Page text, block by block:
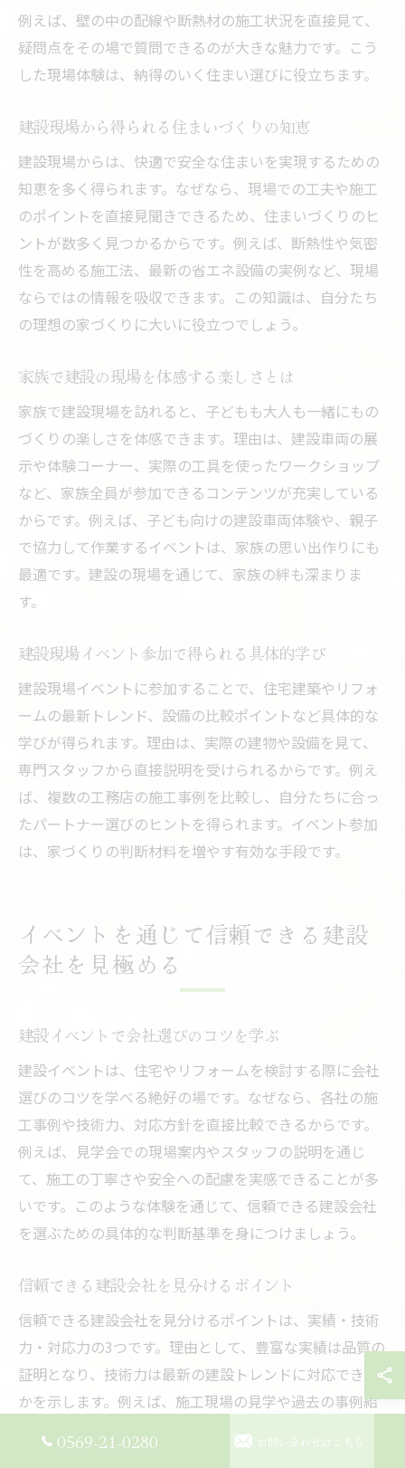
例えば、壁の中の配線や断熱材の施工状況を直接見て、
疑問点をその場で質問できるのが大きな魅力です。こう
した現場体験は、納得のいく住まい選びに役立ちます。
建設現場から得られる住まいづくりの知恵
建設現場からは、快適で安全な住まいを実現するための
知恵を多く得られます。なぜなら、現場での工夫や施工
のポイントを直接見聞きできるため、住まいづくりのヒ
ントが数多く見つかるからです。例えば、断熱性や気密
性を高める施工法、最新の省エネ設備の実例など、現場
ならではの情報を吸収できます。この知識は、自分たち
の理想の家づくりに大いに役立つでしょう。
家族で建設の現場を体感する楽しさとは
家族で建設現場を訪れると、子どもも大人も一緒にもの
づくりの楽しさを体感できます。理由は、建設車両の展
示や体験コーナー、実際の工具を使ったワークショップ
など、家族全員が参加できるコンテンツが充実している
からです。例えば、子ども向けの建設車両体験や、親子
で協力して作業するイベントは、家族の思い出作りにも
最適です。建設の現場を通じて、家族の絆も深まりま
す。
建設現場イベント参加で得られる具体的学び
建設現場イベントに参加することで、住宅建築やリフォ
ームの最新トレンド、設備の比較ポイントなど具体的な
学びが得られます。理由は、実際の建物や設備を見て、
専門スタッフから直接説明を受けられるからです。例え
ば、複数の工務店の施工事例を比較し、自分たちに合っ
たパートナー選びのヒントを得られます。イベント参加
は、家づくりの判断材料を増やす有効な手段です。
イベントを通じて信頼できる建設
会社を見極める
建設イベントで会社選びのコツを学ぶ
建設イベントは、住宅やリフォームを検討する際に会社
選びのコツを学べる絶好の場です。なぜなら、各社の施
工事例や技術力、対応方針を直接比較できるからです。
例えば、見学会での現場案内やスタッフの説明を通じ
て、施工の丁寧さや安全への配慮を実感できることが多
いです。このような体験を通じて、信頼できる建設会社
を選ぶための具体的な判断基準を身につけましょう。
信頼できる建設会社を見分けるポイント
信頼できる建設会社を見分けるポイントは、実績・技術
力・対応力の3つです。理由として、豊富な実績は品質の
証明となり、技術力は最新の建設トレンドに対応できる
かを示します。例えば、施工現場の見学や過去の事例紹
確認できます。これらの情報をもとに、自分の理想やニ
0569-21-0280 お問い合わせはこちら